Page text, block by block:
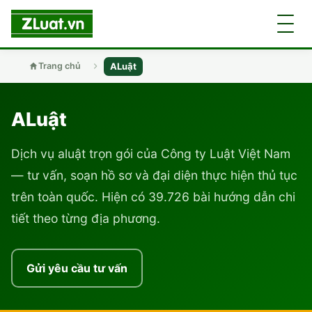
CHUYÊN VIÊN
TUYỂN DỤNG
DÂN SỰ
DOANH NGHIỆP
ĐẤT ĐAI
GIẤY PHÉP CON
HÌNH SỰ
DÂN SỰ
DỊCH VỤ
ĐẤT ĐAI
SOẠN ĐƠN
DÂN SỰ
Trang chủ ALuật
ALuật
Dịch vụ aluật trọn gói của Công ty Luật Việt Nam
— tư vấn, soạn hồ sơ và đại diện thực hiện thủ tục
trên toàn quốc. Hiện có 39.726 bài hướng dẫn chi
tiết theo từng địa phương.
Gửi yêu cầu tư vấn